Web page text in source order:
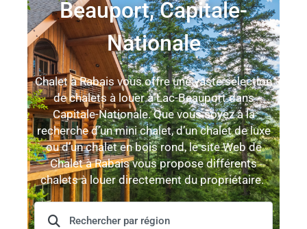
Beauport, Capitale-
Nationale
Chalet à Rabais vous offre une vaste sélection
de chalets à louer à Lac-Beauport dans
Capitale-Nationale. Que vous soyez à la
recherche d’un mini chalet, d’un chalet de luxe
ou d’un chalet en bois rond, le site Web de
Chalet à Rabais vous propose différents
chalets à louer directement du propriétaire.